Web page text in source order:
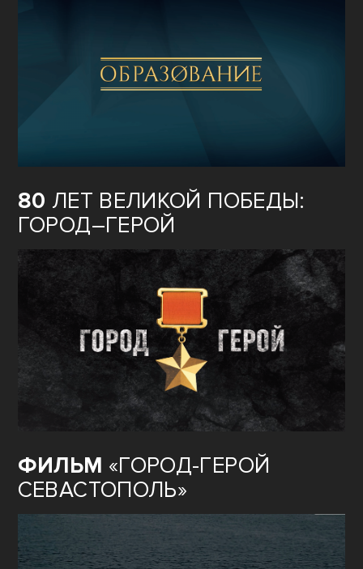
80 ЛЕТ ВЕЛИКОЙ ПОБЕДЫ:
ГОРОД–ГЕРОЙ
ФИЛЬМ «ГОРОД-ГЕРОЙ
СЕВАСТОПОЛЬ»